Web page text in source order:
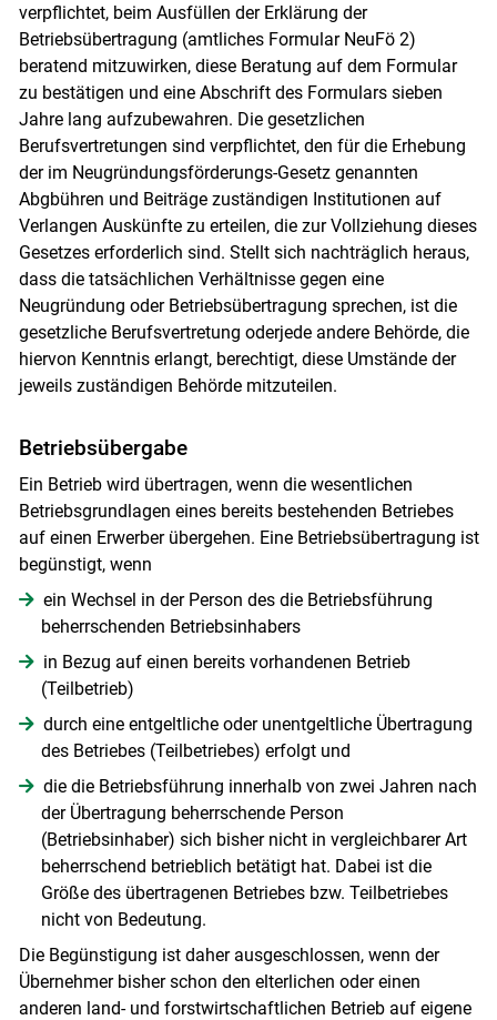
Skip to main content
verpflichtet, beim Ausfüllen der Erklärung der
Betriebsübertragung (amtliches Formular NeuFö 2)
beratend mitzuwirken, diese Beratung auf dem Formular
zu bestätigen und eine Abschrift des Formulars sieben
Jahre lang aufzubewahren. Die gesetzlichen
Berufsvertretungen sind verpflichtet, den für die Erhebung
der im Neugründungsförderungs-Gesetz genannten
Abgbühren und Beiträge zuständigen Institutionen auf
Verlangen Auskünfte zu erteilen, die zur Vollziehung dieses
Gesetzes erforderlich sind. Stellt sich nachträglich heraus,
dass die tatsächlichen Verhältnisse gegen eine
Neugründung oder Betriebsübertragung sprechen, ist die
gesetzliche Berufsvertretung oderjede andere Behörde, die
hiervon Kenntnis erlangt, berechtigt, diese Umstände der
jeweils zuständigen Behörde mitzuteilen.
Betriebsübergabe
Ein Betrieb wird übertragen, wenn die wesentlichen
Betriebsgrundlagen eines bereits bestehenden Betriebes
auf einen Erwerber übergehen. Eine Betriebsübertragung ist
begünstigt, wenn
ein Wechsel in der Person des die Betriebsführung
beherrschenden Betriebsinhabers
in Bezug auf einen bereits vorhandenen Betrieb
(Teilbetrieb)
durch eine entgeltliche oder unentgeltliche Übertragung
des Betriebes (Teilbetriebes) erfolgt und
die die Betriebsführung innerhalb von zwei Jahren nach
der Übertragung beherrschende Person
(Betriebsinhaber) sich bisher nicht in vergleichbarer Art
beherrschend betrieblich betätigt hat. Dabei ist die
Größe des übertragenen Betriebes bzw. Teilbetriebes
nicht von Bedeutung.
Die Begünstigung ist daher ausgeschlossen, wenn der
Übernehmer bisher schon den elterlichen oder einen
anderen land- und forstwirtschaftlichen Betrieb auf eigene